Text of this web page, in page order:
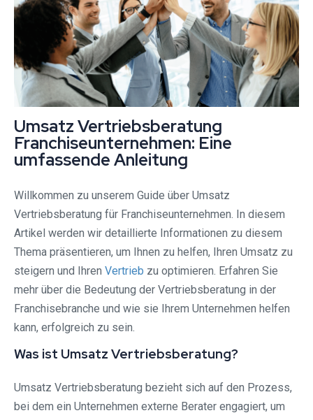
Umsatz Vertriebsberatung
Franchiseunternehmen: Eine
umfassende Anleitung
Willkommen zu unserem Guide über Umsatz
Vertriebsberatung für Franchiseunternehmen. In diesem
Artikel werden wir detaillierte Informationen zu diesem
Thema präsentieren, um Ihnen zu helfen, Ihren Umsatz zu
steigern und Ihren Vertrieb zu optimieren. Erfahren Sie
mehr über die Bedeutung der Vertriebsberatung in der
Franchisebranche und wie sie Ihrem Unternehmen helfen
kann, erfolgreich zu sein.
Was ist Umsatz Vertriebsberatung?
Umsatz Vertriebsberatung bezieht sich auf den Prozess,
bei dem ein Unternehmen externe Berater engagiert, um